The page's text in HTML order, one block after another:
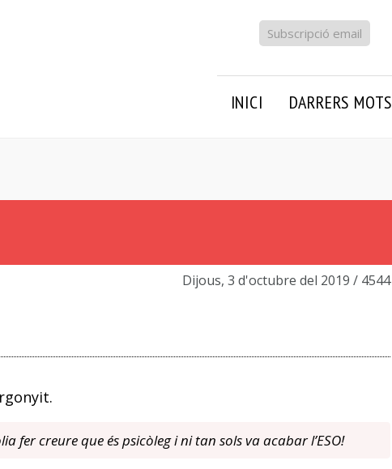
Subscripció email
INICI DARRERS MOTS
Dijous, 3 d'octubre del 2019 / 4544
fer creure que és psicòleg i ni tan sols va acabar l’ESO!